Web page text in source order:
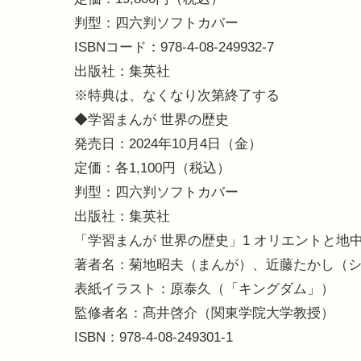
判型：四六判ソフトカバー
ISBNコード：978-4-08-249932-7
出版社：集英社
※特典は、なくなり次第終了する
◆学習まんが 世界の歴史
発売日：2024年10月4日（金）
定価：各1,100円（税込）
判型：四六判ソフトカバー
出版社：集英社
「学習まんが 世界の歴史」1 オリエントと地
著者名：菊地昭夫（まんが）、近藤たかし（シ
表紙イラスト：原泰久（「キングダム」）
監修者名：髙井啓介（関東学院大学教授）
ISBN：978-4-08-249301-1